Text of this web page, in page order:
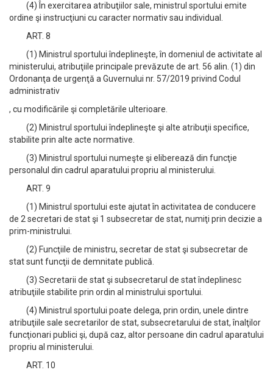
(4) În exercitarea atribuţiilor sale, ministrul sportului emite
ordine şi instrucţiuni cu caracter normativ sau individual.
ART. 8
(1) Ministrul sportului îndeplineşte, în domeniul de activitate al
ministerului, atribuţiile principale prevăzute de art. 56 alin. (1) din
Ordonanţa de urgenţă a Guvernului nr. 57/2019 privind Codul
administrativ
, cu modificările şi completările ulterioare.
(2) Ministrul sportului îndeplineşte şi alte atribuţii specifice,
stabilite prin alte acte normative.
(3) Ministrul sportului numeşte şi eliberează din funcţie
personalul din cadrul aparatului propriu al ministerului.
ART. 9
(1) Ministrul sportului este ajutat în activitatea de conducere
de 2 secretari de stat şi 1 subsecretar de stat, numiţi prin decizie a
prim-ministrului.
(2) Funcţiile de ministru, secretar de stat şi subsecretar de
stat sunt funcţii de demnitate publică.
(3) Secretarii de stat şi subsecretarul de stat îndeplinesc
atribuţiile stabilite prin ordin al ministrului sportului.
(4) Ministrul sportului poate delega, prin ordin, unele dintre
atribuţiile sale secretarilor de stat, subsecretarului de stat, înalţilor
funcţionari publici şi, după caz, altor persoane din cadrul aparatului
propriu al ministerului.
ART. 10